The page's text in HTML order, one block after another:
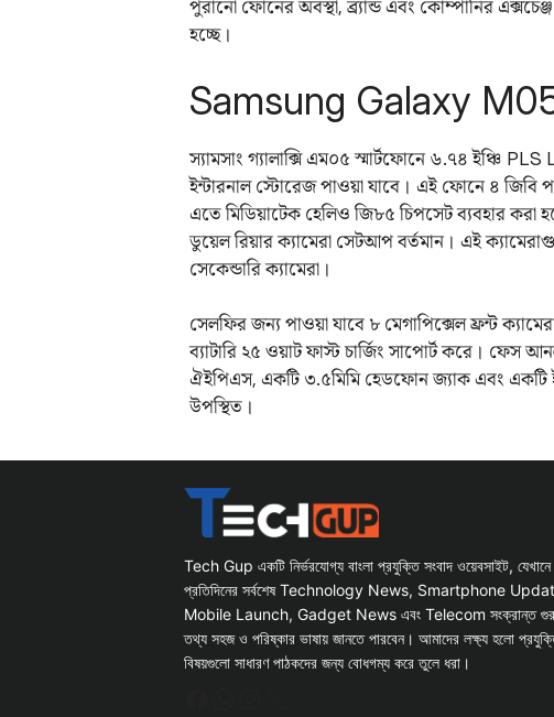
পুরানো ফোনের অবস্থা, ব্র্যান্ড এবং কোম্পানির
হচ্ছে।
Samsung Galaxy
স্যামসাং গ্যালাক্সি এম০৫ স্মার্টফোনে ৬.৭৪ ইঞ্চি
ইন্টারনাল স্টোরেজ পাওয়া যাবে। এই ফোনে ৪ জিবি
এতে মিডিয়াটেক হেলিও জি৮৫ চিপসেট ব্যবহার করা
ডুয়েল রিয়ার ক্যামেরা সেটআপ বর্তমান। এই
সেকেন্ডারি ক্যামেরা।
সেলফির জন্য পাওয়া যাবে ৮ মেগাপিক্সেল ফ্রন্ট
ব্যাটারি ২৫ ওয়াট ফাস্ট চার্জিং সাপোর্ট করে। ফেস
ঐইপিএস, একটি ৩.৫মিমি হেডফোন জ্যাক এবং একটি
উপস্থিত।
Tech Gup একটি নির্ভরযোগ্য বাংলা প্রযুক্তি সংবাদ ওয়েবসাইট,
প্রতিদিনের সর্বশেষ Technology News, Smartphone
Mobile Launch, Gadget News এবং Telecom সংক্রান্ত
তথ্য সহজ ও পরিষ্কার ভাষায় জানতে পারবেন। আমাদের লক্ষ্য হলো
বিষয়গুলো সাধারণ পাঠকদের জন্য বোধগম্য করে তুলে ধরা।